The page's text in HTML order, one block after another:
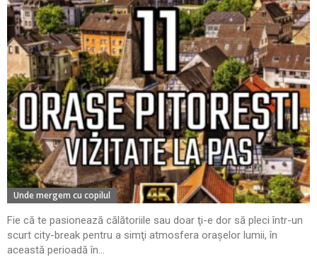
Unde mergem cu copilul
Fie că te pasionează călătoriile sau doar ţi-e dor să pleci într-un
scurt city-break pentru a simţi atmosfera oraşelor lumii, în
această perioadă în...